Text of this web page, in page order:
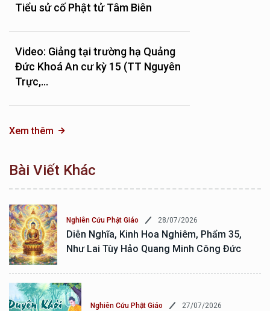
Tiểu sử cố Phật tử Tâm Biên
Video: Giảng tại trường hạ Quảng
Đức Khoá An cư kỳ 15 (TT Nguyên
Trực,...
Xem thêm
Bài Viết Khác
Nghiên Cứu Phật Giáo 28/07/2026
Diễn Nghĩa, Kinh Hoa Nghiêm, Phẩm 35,
Như Lai Tùy Hảo Quang Minh Công Đức
Nghiên Cứu Phật Giáo 27/07/2026